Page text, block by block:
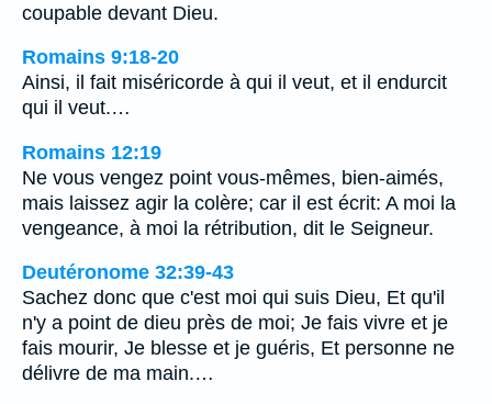
coupable devant Dieu.
Romains 9:18-20
Ainsi, il fait miséricorde à qui il veut, et il endurcit
qui il veut.…
Romains 12:19
Ne vous vengez point vous-mêmes, bien-aimés,
mais laissez agir la colère; car il est écrit: A moi la
vengeance, à moi la rétribution, dit le Seigneur.
Deutéronome 32:39-43
Sachez donc que c'est moi qui suis Dieu, Et qu'il
n'y a point de dieu près de moi; Je fais vivre et je
fais mourir, Je blesse et je guéris, Et personne ne
délivre de ma main.…